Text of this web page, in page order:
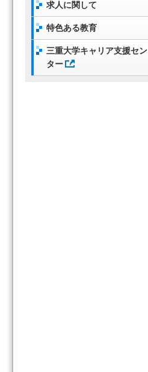
求人に関して
特色ある教育
三重大学キャリア支援セン
ター